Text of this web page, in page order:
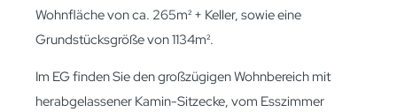
Wohnfläche von ca. 265m² + Keller, sowie eine
Grundstücksgröße von 1134m².
Im EG finden Sie den großzügigen Wohnbereich mit
herabgelassener Kamin-Sitzecke, vom Esszimmer